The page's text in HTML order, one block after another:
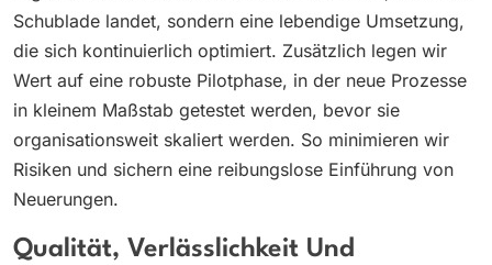
Schublade landet, sondern eine lebendige Umsetzung,
die sich kontinuierlich optimiert. Zusätzlich legen wir
Wert auf eine robuste Pilotphase, in der neue Prozesse
in kleinem Maßstab getestet werden, bevor sie
organisationsweit skaliert werden. So minimieren wir
Risiken und sichern eine reibungslose Einführung von
Neuerungen.
Qualität, Verlässlichkeit Und